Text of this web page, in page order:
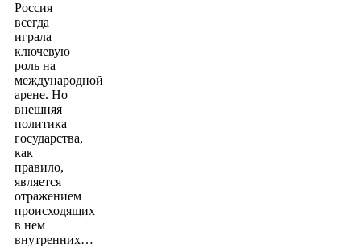
Россия
всегда
играла
ключевую
роль на
международной
арене. Но
внешняя
политика
государства,
как
правило,
является
отражением
происходящих
в нем
внутренних…